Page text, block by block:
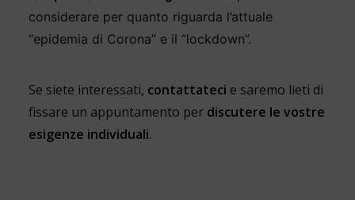
considerare per quanto riguarda l’attuale
“epidemia di Corona” e il “lockdown”.
Se siete interessati, contattateci e saremo lieti di
fissare un appuntamento per discutere le vostre
esigenze individuali.